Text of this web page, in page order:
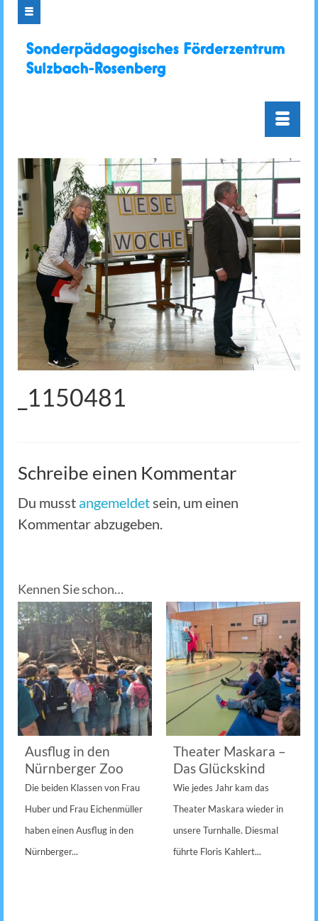
_1150481
Schreibe einen Kommentar
Du musst angemeldetsein, um einen
Kommentar abzugeben.
Kennen Sie schon…
Ausflug in den
Nürnberger Zoo
Die beiden Klassen von Frau
Huber und Frau Eichenmüller
haben einen Ausflug in den
Nürnberger...
Theater Maskara –
Das Glückskind
Wie jedes Jahr kam das
Theater Maskara wieder in
unsere Turnhalle. Diesmal
führte Floris Kahlert...